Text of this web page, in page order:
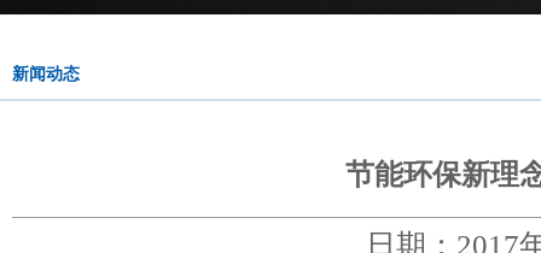
新闻动态
节能环保新
日期：2017